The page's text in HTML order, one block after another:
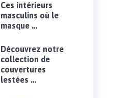
Ces intérieurs
masculins où le
masque …
Découvrez notre
collection de
couvertures
lestées …